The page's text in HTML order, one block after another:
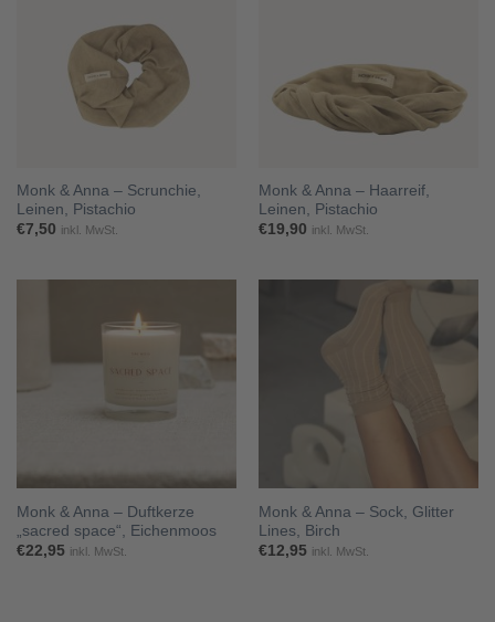
Monk & Anna – Scrunchie,
Leinen, Pistachio
€7,50 inkl. MwSt.
Monk & Anna – Haarreif,
Leinen, Pistachio
€19,90 inkl. MwSt.
Monk & Anna – Duftkerze
„sacred space“, Eichenmoos
€22,95 inkl. MwSt.
Monk & Anna – Sock, Glitter
Lines, Birch
€12,95 inkl. MwSt.